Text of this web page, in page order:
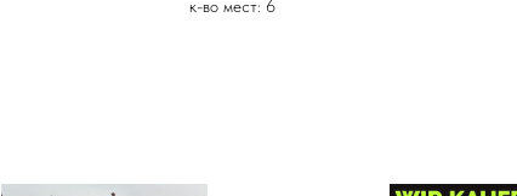
к-во мест: 6